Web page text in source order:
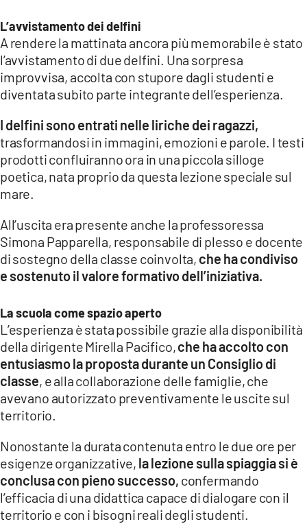
L’avvistamento dei delfini
A rendere la mattinata ancora più memorabile è stato
l’avvistamento di due delfini. Una sorpresa
improvvisa, accolta con stupore dagli studenti e
diventata subito parte integrante dell’esperienza.
I delfini sono entrati nelle liriche dei ragazzi,
trasformandosi in immagini, emozioni e parole. I testi
prodotti confluiranno ora in una piccola silloge
poetica, nata proprio da questa lezione speciale sul
mare.
All’uscita era presente anche la professoressa
Simona Papparella, responsabile di plesso e docente
di sostegno della classe coinvolta, che ha condiviso
e sostenuto il valore formativo dell’iniziativa.
La scuola come spazio aperto
L’esperienza è stata possibile grazie alla disponibilità
della dirigente Mirella Pacifico,che ha accolto con
entusiasmo la proposta durante un Consiglio di
classe, e alla collaborazione delle famiglie, che
avevano autorizzato preventivamente le uscite sul
territorio.
Nonostante la durata contenuta entro le due ore per
esigenze organizzative, la lezione sulla spiaggia si è
conclusa con pieno successo, confermando
l’efficacia di una didattica capace di dialogare con il
territorio e con i bisogni reali degli studenti.